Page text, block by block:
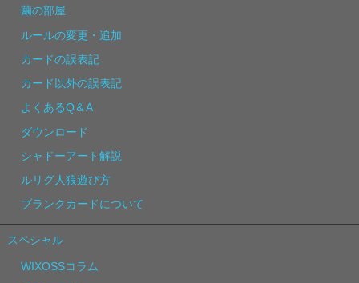
繭の部屋
ルールの変更・追加
カードの誤表記
カード以外の誤表記
よくあるQ＆A
ダウンロード
シャドーアート解説
ルリグ人狼遊び方
ブランクカードについて
スペシャル
WIXOSSコラム